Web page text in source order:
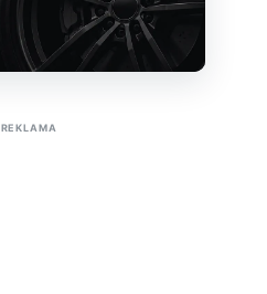
REKLAMA